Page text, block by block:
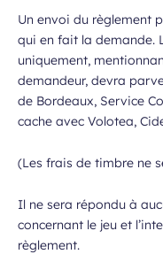
Un envoi du règlement
qui en fait la demande.
uniquement,
demandeur, devra
de Bordeaux, Service
cache avec Volotea,
(Les frais de timbre ne
Il ne sera répondu à
concernant le jeu et
règlement.